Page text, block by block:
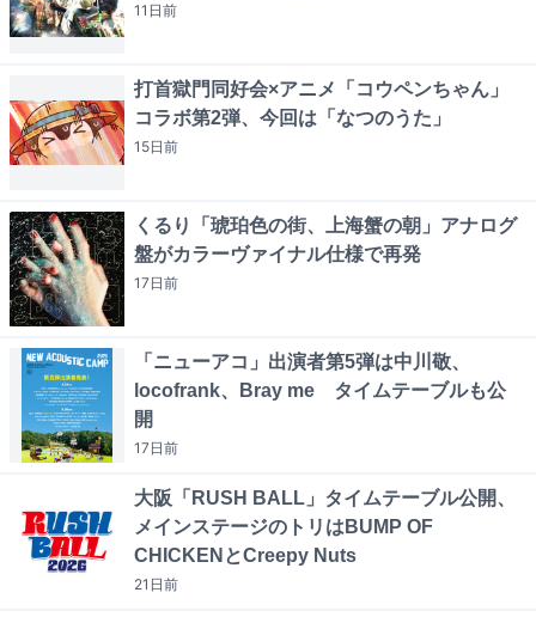
11日前
打首獄門同好会×アニメ「コウペンちゃん」
コラボ第2弾、今回は「なつのうた」
15日前
くるり「琥珀色の街、上海蟹の朝」アナログ
盤がカラーヴァイナル仕様で再発
17日前
「ニューアコ」出演者第5弾は中川敬、
locofrank、Bray me タイムテーブルも公
開
17日前
大阪「RUSH BALL」タイムテーブル公開、
メインステージのトリはBUMP OF
CHICKENとCreepy Nuts
21日前